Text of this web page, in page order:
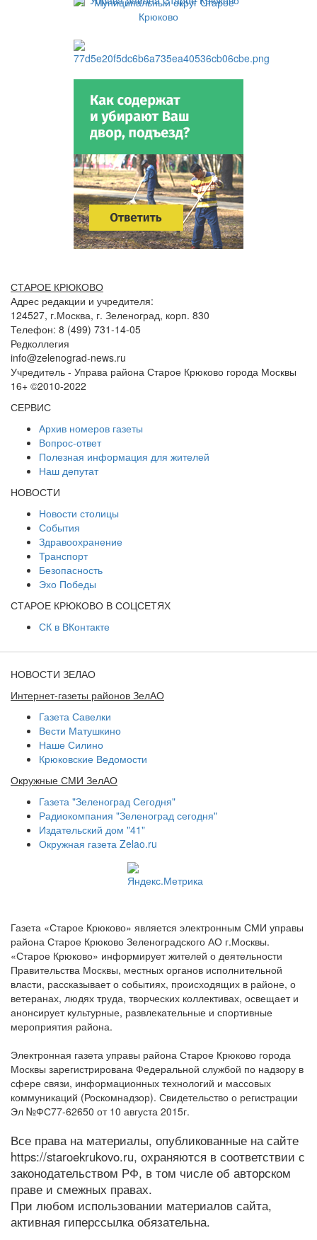
СТАРОЕ КРЮКОВО
Адрес редакции и учредителя:
124527, г.Москва, г. Зеленоград, корп. 830
Телефон: 8 (499) 731-14-05
Редколлегия
info@zelenograd-news.ru
Учредитель - Управа района Старое Крюково города Москвы
16+ ©2010-2022
СЕРВИС
Архив номеров газеты
Вопрос-ответ
Полезная информация для жителей
Наш депутат
НОВОСТИ
Новости столицы
События
Здравоохранение
Транспорт
Безопасность
Эхо Победы
СТАРОЕ КРЮКОВО В СОЦСЕТЯХ
СК в ВКонтакте
НОВОСТИ ЗЕЛАО
Интернет-газеты районов ЗелАО
Газета Савелки
Вести Матушкино
Наше Силино
Крюковские Ведомости
Окружные СМИ ЗелАО
Газета "Зеленоград Сегодня"
Радиокомпания "Зеленоград сегодня"
Издательский дом "41"
Окружная газета Zelao.ru
Газета «Старое Крюково» является электронным СМИ управы
района Старое Крюково Зеленоградского АО г.Москвы.
«Старое Крюково» информирует жителей о деятельности
Правительства Москвы, местных органов исполнительной
власти, рассказывает о событиях, происходящих в районе, о
ветеранах, людях труда, творческих коллективах, освещает и
анонсирует культурные, развлекательные и спортивные
мероприятия района.
Электронная газета управы района Старое Крюково города
Москвы зарегистрирована Федеральной службой по надзору в
сфере связи, информационных технологий и массовых
коммуникаций (Роскомнадзор). Свидетельство о регистрации
Эл №ФС77-62650 от 10 августа 2015г.
Все права на материалы, опубликованные на сайте
https://staroekrukovo.ru, охраняются в соответствии с
законодательством РФ, в том числе об авторском
праве и смежных правах.
При любом использовании материалов сайта,
активная гиперссылка обязательна.